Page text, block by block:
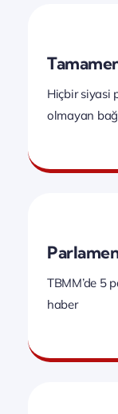
Hiçbir siyasi
olmayan
TBMM’de 5
haber